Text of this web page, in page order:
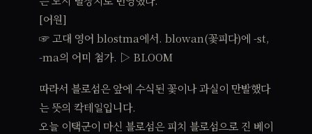
[어원]
☞ 고대 영어 blostma에서. blowan(꽃피다)에 -st,
-ma의 어미 첨가. ▷ BLOOM
따라서 블로섬은 앞에 수식된 꽃이나 과실이 만발했다
는 뜻의 칵테일입니다.
오늘 이택군이 마신 블로섬은 피치 블로섬으로 진 베이